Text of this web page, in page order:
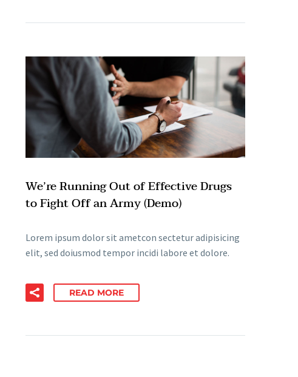
We’re Running Out of Effective Drugs
to Fight Off an Army (Demo)
Lorem ipsum dolor sit ametcon sectetur adipisicing
elit, sed doiusmod tempor incidi labore et dolore.
READ MORE